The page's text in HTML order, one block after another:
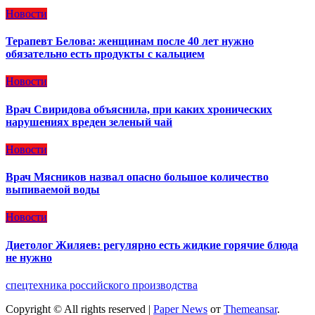
Новости
Терапевт Белова: женщинам после 40 лет нужно
обязательно есть продукты с кальцием
Новости
Врач Свиридова объяснила, при каких хронических
нарушениях вреден зеленый чай
Новости
Врач Мясников назвал опасно большое количество
выпиваемой воды
Новости
Диетолог Жиляев: регулярно есть жидкие горячие блюда
не нужно
спецтехника российского производства
Copyright © All rights reserved | Paper News от Themeansar.